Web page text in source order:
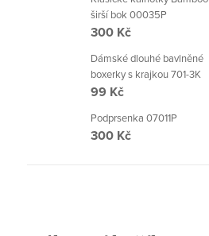
širší bok 00035P
300 Kč
Dámské dlouhé bavlněné
boxerky s krajkou 701-3K
99 Kč
Podprsenka 07011P
300 Kč